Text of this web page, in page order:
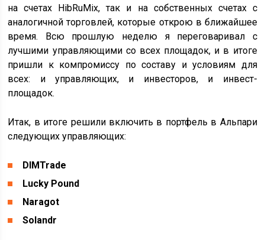
на счетах HibRuMix, так и на собственных счетах с
аналогичной торговлей, которые открою в ближайшее
время. Всю прошлую неделю я переговаривал с
лучшими управляющими со всех площадок, и в итоге
пришли к компромиссу по составу и условиям для
всех: и управляющих, и инвесторов, и инвест-
площадок.
Итак, в итоге решили включить в портфель в Альпари
следующих управляющих:
DIMTrade
Lucky Pound
Naragot
Solandr